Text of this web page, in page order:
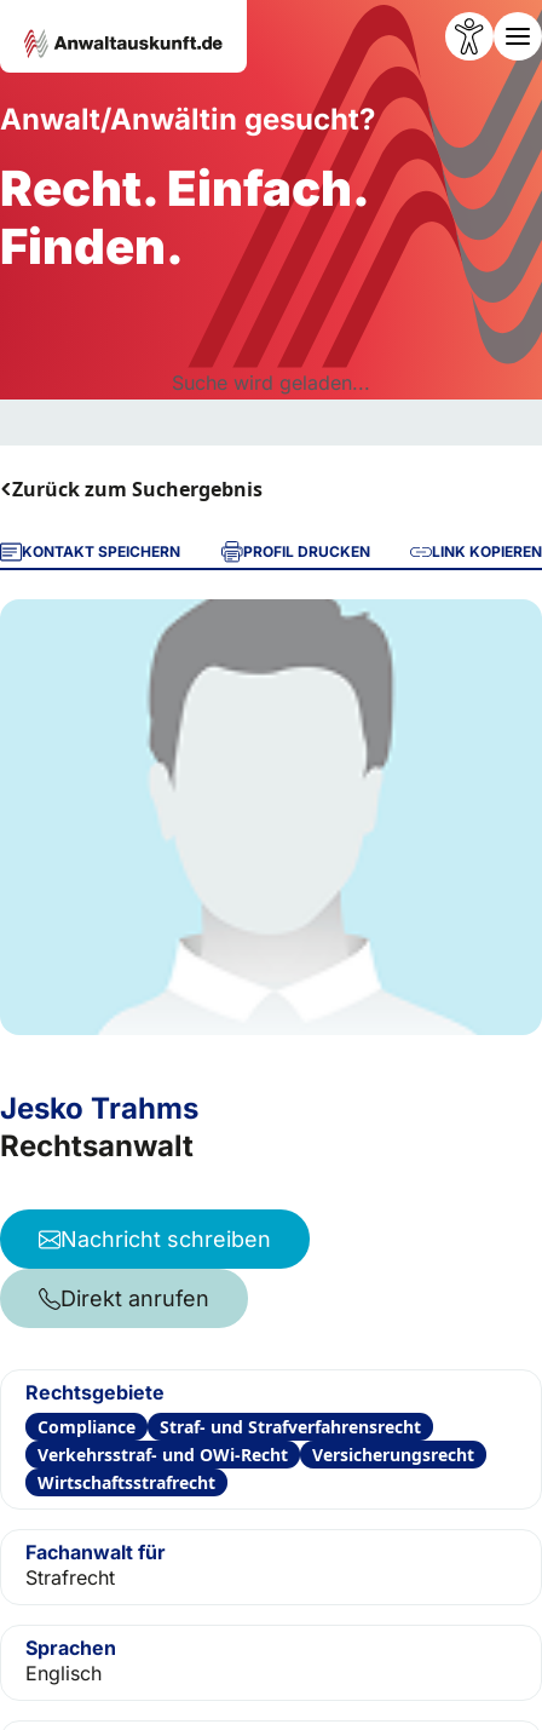
Anwalt/Anwältin gesucht?
Recht. Einfach.
Finden.
Suche wird geladen...
Zurück zum Suchergebnis
KONTAKT SPEICHERN PROFIL DRUCKEN LINK KOPIEREN
Jesko Trahms
Rechtsanwalt
Nachricht schreiben
Direkt anrufen
Rechtsgebiete
Compliance
Straf- und Strafverfahrensrecht
Verkehrsstraf- und OWi-Recht
Versicherungsrecht
Wirtschaftsstrafrecht
Fachanwalt für
Strafrecht
Sprachen
Englisch